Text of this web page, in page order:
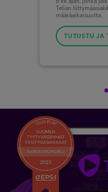
Telian
määräaikaisuutta.
TUTUSTU JA
1